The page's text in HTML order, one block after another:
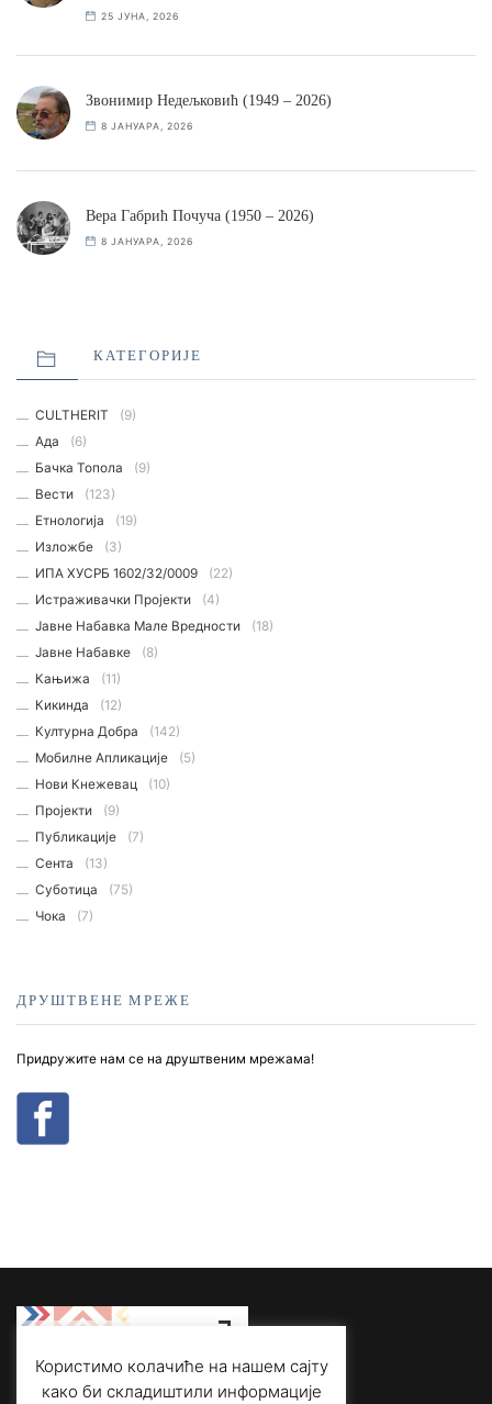
25 ЈУНА, 2026
Звонимир Недељковић (1949 – 2026)
8 ЈАНУАРА, 2026
Вера Габрић Почуча (1950 – 2026)
8 ЈАНУАРА, 2026
КАТЕГОРИЈЕ
CULTHERIT
(9)
Ада
(6)
Бачка Топола
(9)
Вести
(123)
Етнологијa
(19)
Изложбе
(3)
ИПА ХУСРБ 1602/32/0009
(22)
Истраживачки Пројекти
(4)
Јавне Набавка Мале Вредности
(18)
Јавне Набавке
(8)
Кањижа
(11)
Кикинда
(12)
Културна Добра
(142)
Мобилне Апликације
(5)
Нови Кнежевац
(10)
Пројекти
(9)
Публикације
(7)
Сента
(13)
Суботица
(75)
Чока
(7)
ДРУШТВЕНЕ МРЕЖЕ
Придружите нам се на друштвеним мрежама!
Користимо колачиће на нашем сајту
како би складиштили информације